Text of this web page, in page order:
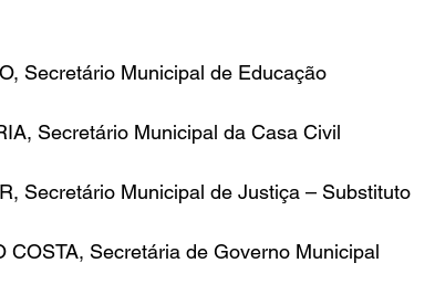
Secretário Municipal de Educação
Secretário Municipal da Casa Civil
Secretário Municipal de Justiça – Substituto
COSTA, Secretária de Governo Municipal